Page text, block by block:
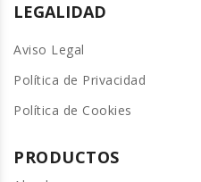
LEGALIDAD
Aviso Legal
Política de Privacidad
Política de Cookies
PRODUCTOS